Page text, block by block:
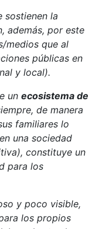
sostienen la
además, por este
medios que al
públicas en
y local).
un ecosistema de
de manera
familiares lo
una sociedad
constituye un
para los
y poco visible,
los propios